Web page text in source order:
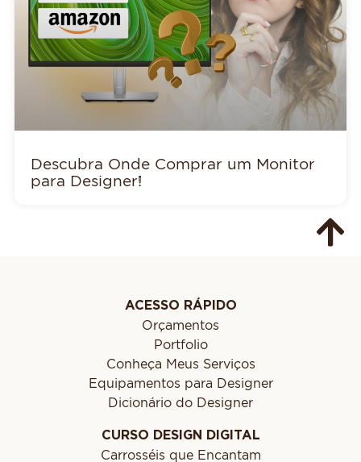
Descubra Onde Comprar um Monitor
para Designer!
ACESSO RÁPIDO
Orçamentos
Portfolio
Conheça Meus Serviços
Equipamentos para Designer
Dicionário do Designer
CURSO DESIGN DIGITAL
Carrosséis que Encantam